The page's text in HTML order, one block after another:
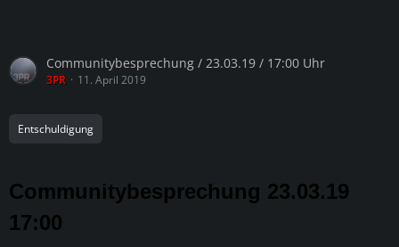
Communitybesprechung / 23.03.19 / 17:00 Uhr
3PR 11. April 2019
Entschuldigung
Communitybesprechung 23.03.19
17:00